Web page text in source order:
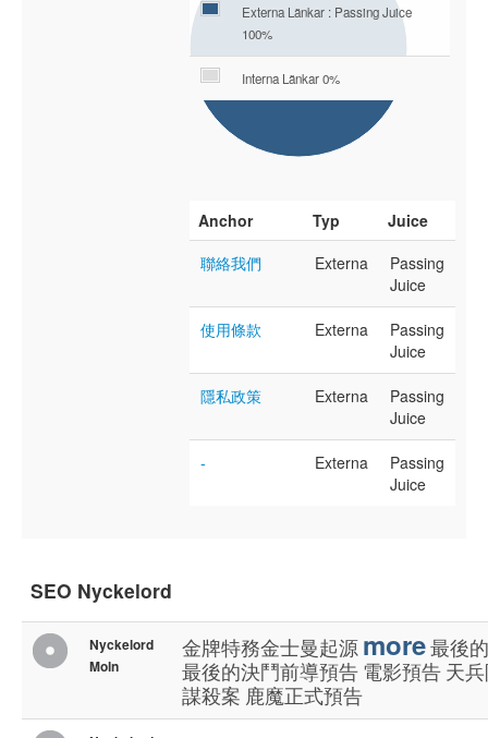
Externa Länkar : Passing Juice
100%
Interna Länkar 0%
Anchor Typ
Juice
聯絡我們
Externa
Passing
Juice
使用條款 Externa
Passing
Juice
隱私政策 Externa
Passing
Juice
- Externa
Passing
Juice
SEO Nyckelord
Nyckelord
Moln
金牌特務金士曼起源more最後
最後的決鬥前導預告電影預告天
謀殺案 鹿魔正式預告